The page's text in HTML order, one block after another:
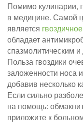
Помимо кулинарии,
в медицине. Самой
является
обладает
спазмолитическим
Польза гвоздики
заложенности носа
добавив несколько
Если сильно
на помощь:
приложите к